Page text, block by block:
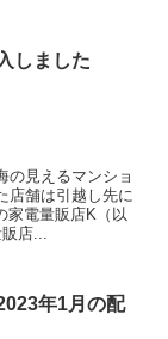
しました
見えるマンショ
店舗は引越し先に
家電量販店K（以
店...
年1月の配